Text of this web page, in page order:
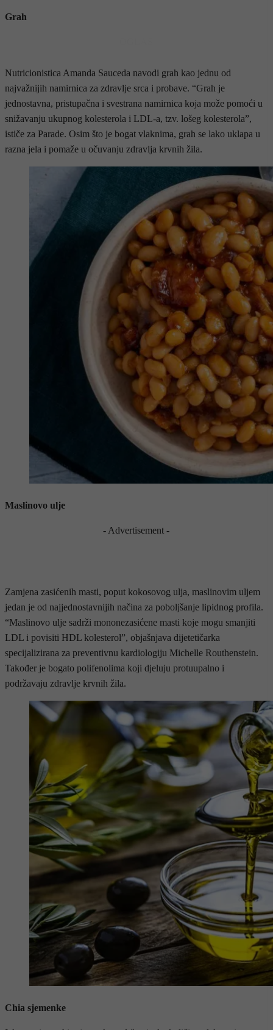
Grah
Nutricionistica Amanda Sauceda navodi grah kao jednu od
najvažnijih namirnica za zdravlje srca i probave. “Grah je
jednostavna, pristupačna i svestrana namirnica koja može pomoći u
snižavanju ukupnog kolesterola i LDL-a, tzv. lošeg kolesterola”,
ističe za Parade. Osim što je bogat vlaknima, grah se lako uklapa u
razna jela i pomaže u očuvanju zdravlja krvnih žila.
Maslinovo ulje
- Advertisement -
Zamjena zasićenih masti, poput kokosovog ulja, maslinovim uljem
jedan je od najjednostavnijih načina za poboljšanje lipidnog profila.
“Maslinovo ulje sadrži mononezasićene masti koje mogu smanjiti
LDL i povisiti HDL kolesterol”, objašnjava dijetetičarka
specijalizirana za preventivnu kardiologiju Michelle Routhenstein.
Također je bogato polifenolima koji djeluju protuupalno i
podržavaju zdravlje krvnih žila.
Chia sjemenke